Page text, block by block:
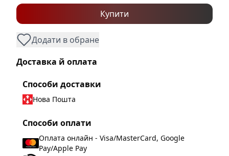
Купити
Додати в обране
Доставка й оплата
Способи доставки
Нова Пошта
Способи оплати
Оплата онлайн - Visa/MasterCard, Google
Pay/Apple Pay